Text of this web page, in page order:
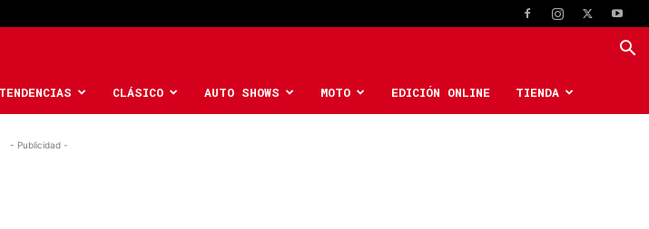
TENDENCIAS CLÁSICO AUTO SHOWS MOTO EDICIÓN ONLINE TIENDA
- Publicidad -